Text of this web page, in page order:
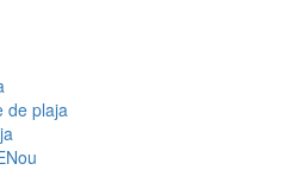
de plaja
Nou